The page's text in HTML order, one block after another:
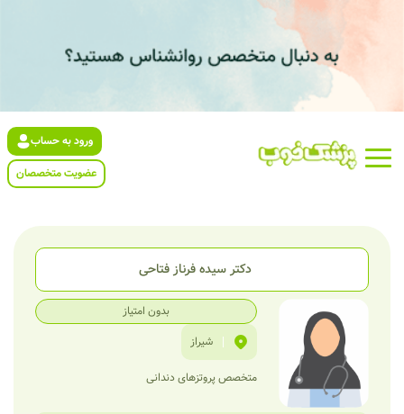
ورود به حساب
عضویت متخصصان
دکتر سیده فرناز فتاحی
بدون امتیاز
| شیراز
متخصص پروتزهای دندانی